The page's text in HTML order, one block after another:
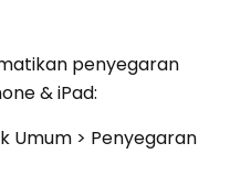
penyegaran
& iPad:
Umum > Penyegaran